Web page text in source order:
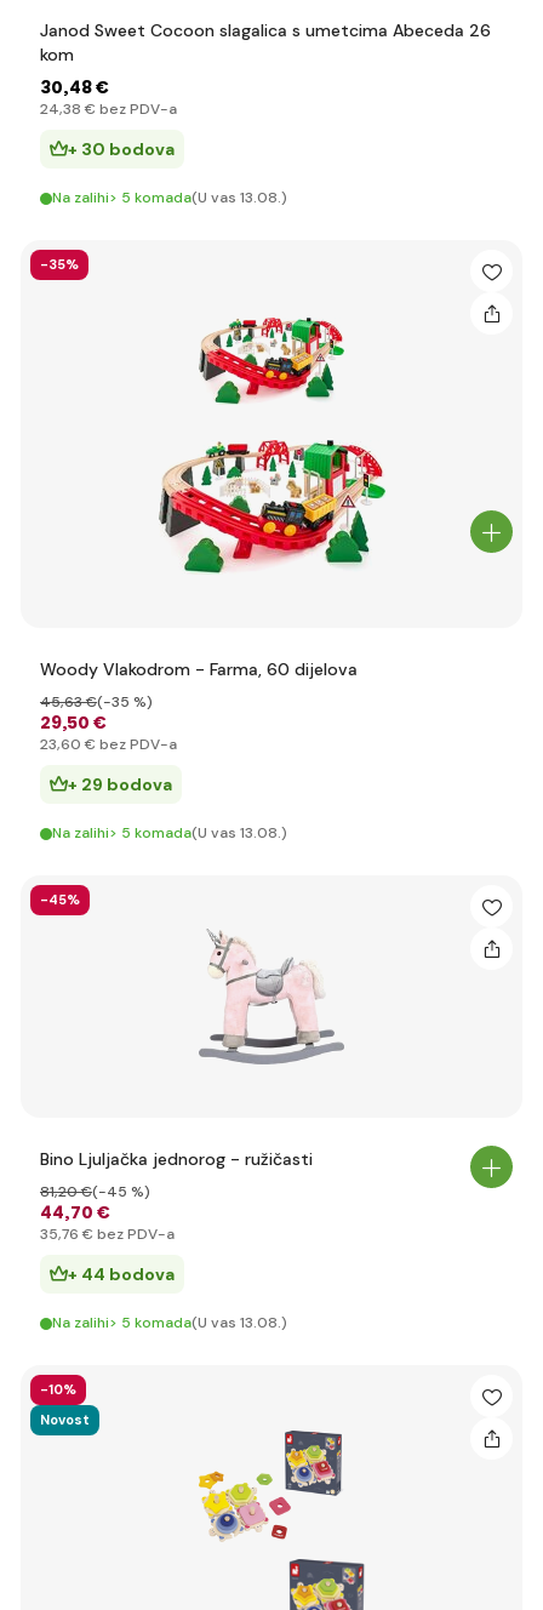
Janod Sweet Cocoon slagalica s umetcima Abeceda 26
kom
30,48 €
24,38 € bez PDV-a
+ 30 bodova
Na zalihi> 5 komada(U vas 13.08.)
-35%
Woody Vlakodrom - Farma, 60 dijelova
29,50 €
45,63 €(-35 %)
23,60 € bez PDV-a
+ 29 bodova
Na zalihi> 5 komada(U vas 13.08.)
-45%
Bino Ljuljačka jednorog - ružičasti
44,70 €
81,20 €(-45 %)
35,76 € bez PDV-a
+ 44 bodova
Na zalihi> 5 komada(U vas 13.08.)
-10%
Novost